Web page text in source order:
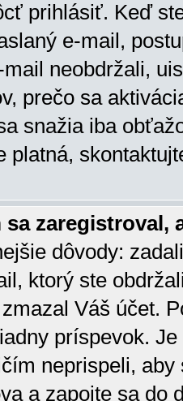
prihlásiť. Keď
e-mail,
neobdržali,
prečo sa
snažia iba
platná,
zaregistroval,
dôvody:
ktorý ste
Váš účet.
príspevok.
neprispeli,
a zapojte sa do